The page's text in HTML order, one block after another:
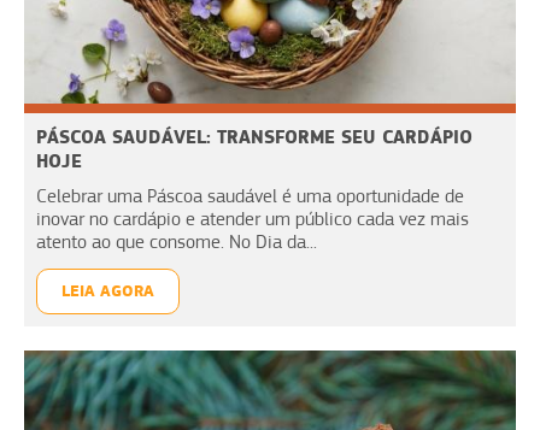
PÁSCOA SAUDÁVEL: TRANSFORME SEU CARDÁPIO
HOJE
Celebrar uma Páscoa saudável é uma oportunidade de
inovar no cardápio e atender um público cada vez mais
atento ao que consome. No Dia da...
LEIA AGORA